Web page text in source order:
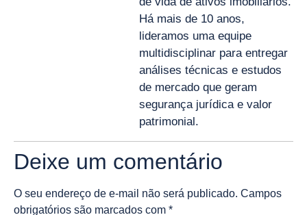
Há mais de 10 anos,
lideramos uma equipe
multidisciplinar para entregar
análises técnicas e estudos
de mercado que geram
segurança jurídica e valor
patrimonial.
Deixe um comentário
O seu endereço de e-mail não será publicado. Campos
obrigatórios são marcados com *